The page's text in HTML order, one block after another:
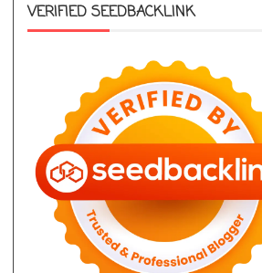
VERIFIED SEEDBACKLINK